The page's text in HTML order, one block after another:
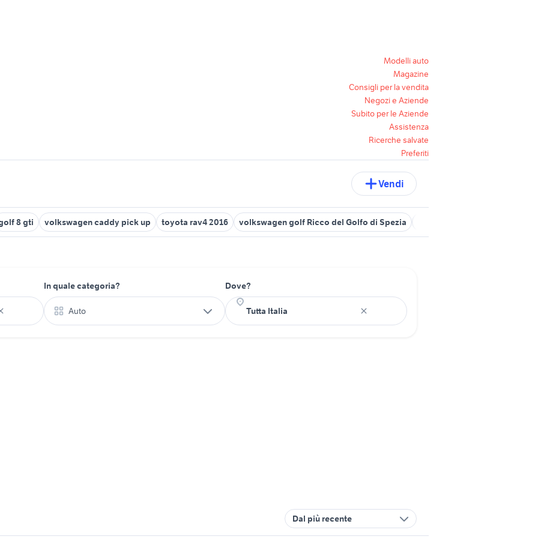
Modelli auto
Magazine
Consigli per la vendita
Negozi e Aziende
Subito per le Aziende
Assistenza
Ricerche salvate
Preferiti
Vendi
8 gti volkswagen caddy pick up toyota rav4 2016 volkswagen golf Ricco del Golfo di Spezia
In quale categoria?
Auto
Dove?
Dal più recente